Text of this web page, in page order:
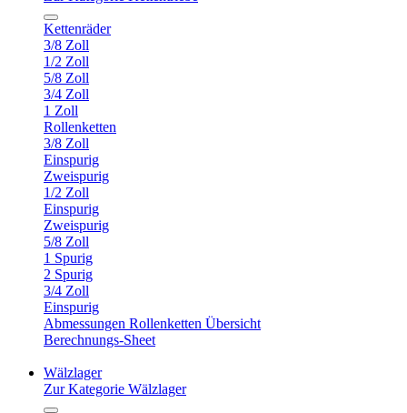
Kettenräder
3/8 Zoll
1/2 Zoll
5/8 Zoll
3/4 Zoll
1 Zoll
Rollenketten
3/8 Zoll
Einspurig
Zweispurig
1/2 Zoll
Einspurig
Zweispurig
5/8 Zoll
1 Spurig
2 Spurig
3/4 Zoll
Einspurig
Abmessungen Rollenketten Übersicht
Berechnungs-Sheet
Wälzlager
Zur Kategorie Wälzlager